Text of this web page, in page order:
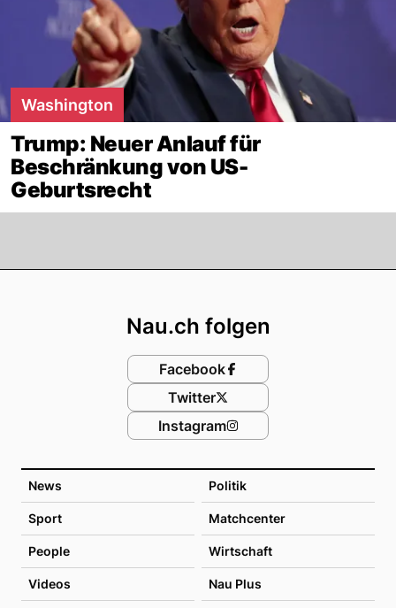
Washington
Trump: Neuer Anlauf für
Beschränkung von US-
Geburtsrecht
News Politik
Sport Matchcenter
People Wirtschaft
Videos Nau Plus
Nau.ch folgen
Facebook
Twitter
Instagram